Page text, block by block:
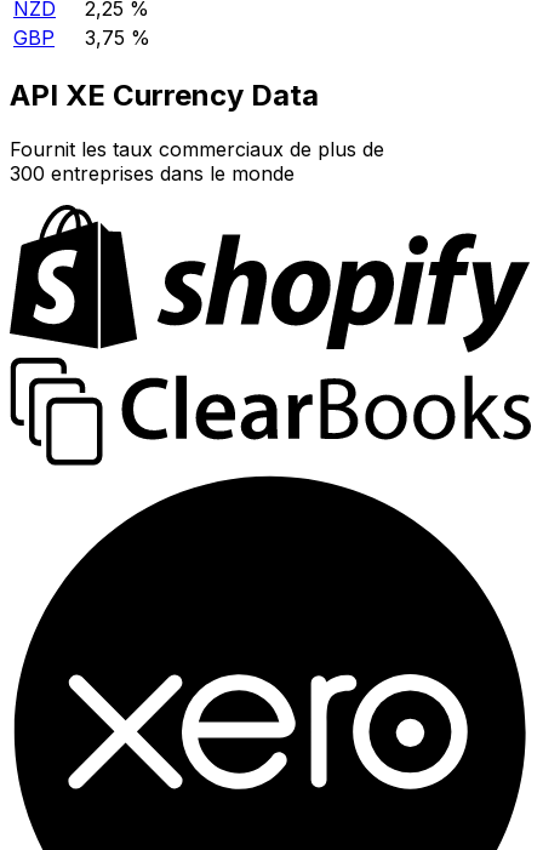
NZD
2,25 %
GBP
3,75 %
API XE Currency Data
Fournit les taux commerciaux de plus de
300 entreprises dans le monde